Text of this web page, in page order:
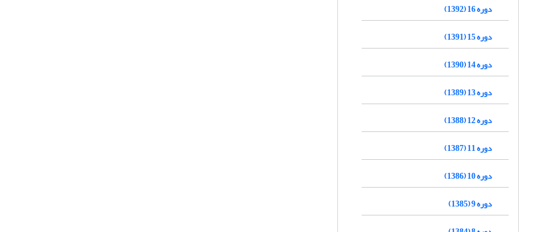
دوره 16 (1392)
دوره 15 (1391)
دوره 14 (1390)
دوره 13 (1389)
دوره 12 (1388)
دوره 11 (1387)
دوره 10 (1386)
دوره 9 (1385)